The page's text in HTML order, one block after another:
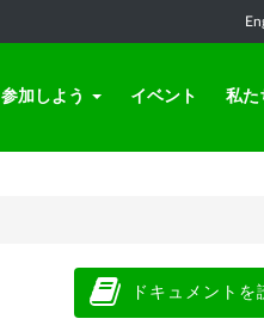
参加しよう イベント 私た
ドキュメントを